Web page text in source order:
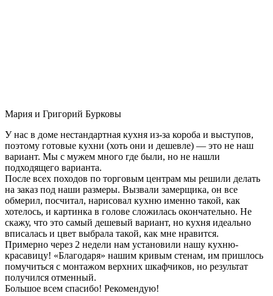
Мария и Григорий Бурковы
У нас в доме нестандартная кухня из-за короба и выступов,
поэтому готовые кухни (хоть они и дешевле) — это не наш
вариант. Мы с мужем много где были, но не нашли
подходящего варианта.
После всех походов по торговым центрам мы решили делать
на заказ под наши размеры. Вызвали замерщика, он все
обмерил, посчитал, нарисовал кухню именно такой, как
хотелось, и картинка в голове сложилась окончательно. Не
скажу, что это самый дешевый вариант, но кухня идеально
вписалась и цвет выбрала такой, как мне нравится.
Примерно через 2 недели нам установили нашу кухню-
красавицу! «Благодаря» нашим кривым стенам, им пришлось
помучиться с монтажом верхних шкафчиков, но результат
получился отменный.
Большое всем спасибо! Рекомендую!